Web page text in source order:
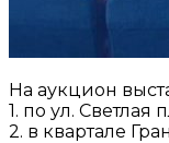
На аукцион
1. по ул. Светлая
2. в квартале